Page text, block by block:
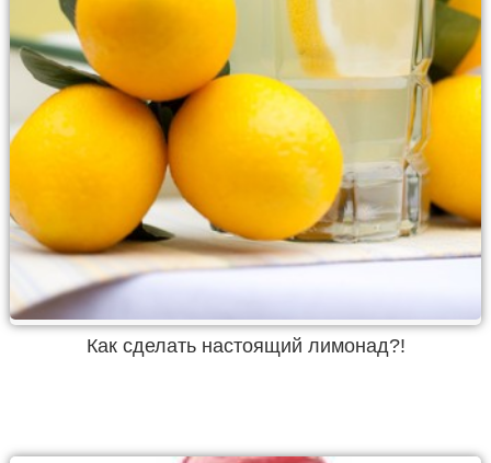
Как сделать настоящий лимонад?!